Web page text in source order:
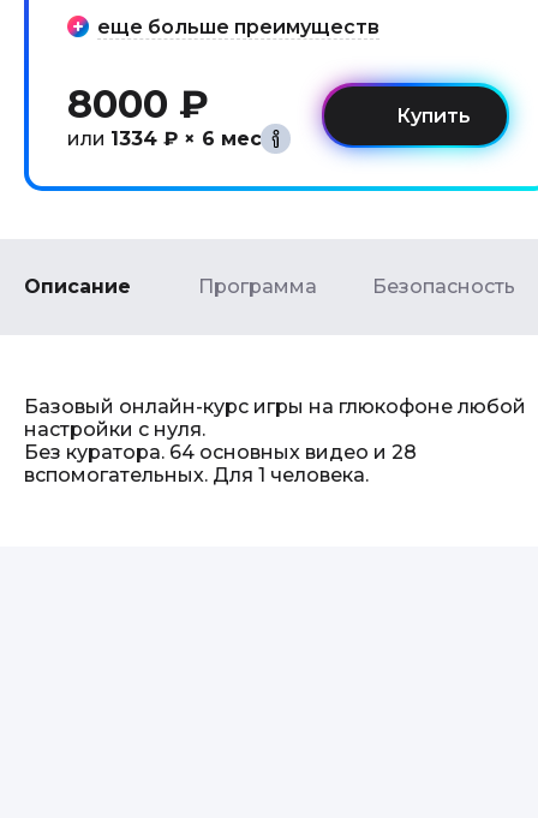
еще больше преимуществ
8000 ₽
или 1334 ₽ × 6 мес
Описание Программа Безопасность
Базовый онлайн-курс игры на глюкофоне любой
настройки с нуля.
Без куратора. 64 основных видео и 28
вспомогательных. Для 1 человека.